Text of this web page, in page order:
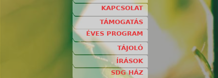
KAPCSOLAT
TÁMOGATÁS
ÉVES PROGRAM
TÁJOLÓ
ÍRÁSOK
SDG HÁZ